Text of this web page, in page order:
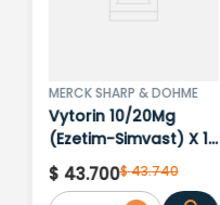
MERCK SHARP & DOHME
Vytorin 10/20Mg
(Ezetim-Simvast) X 14
Tabletas
$ 43.700$43.740